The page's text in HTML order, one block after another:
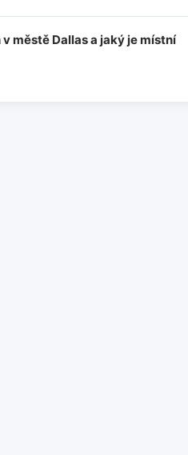
městě Dallas a jaký je místní